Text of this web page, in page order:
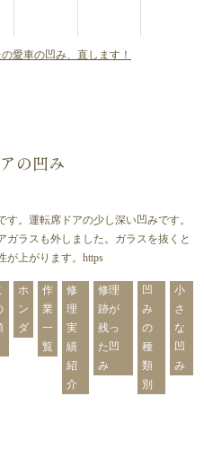
愛車の凹み、直します！
の凹み
。運転席ドアの少し深い凹みです。
ガラスも外しました。ガラスを抜くと
が上がります。https
ホ
ン
ダ
作
業
一
覧
修
理
実
績
紹
介
修理
跡が
残っ
た凹
み
凹
み
の
種
類
別
小
さ
な
凹
み